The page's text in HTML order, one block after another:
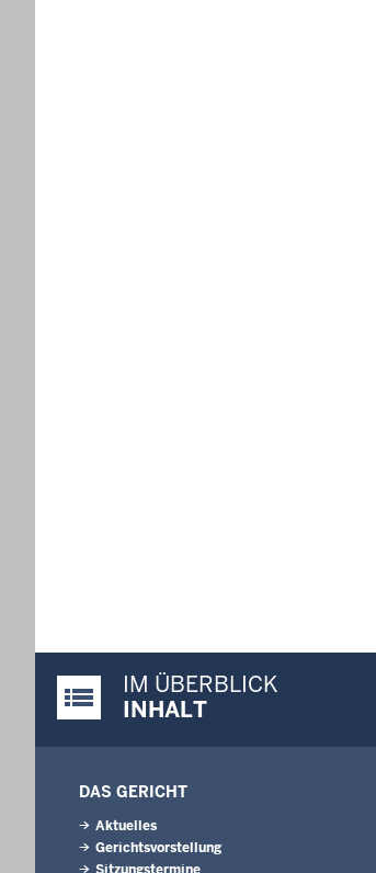
Justiz-Portal im Überblick:
IM ÜBERBLICK
INHALT
DAS GERICHT
Aktuelles
Gerichtsvorstellung